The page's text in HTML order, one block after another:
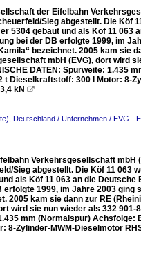
der Eifelbahn
Sieg abgestellt. Die Köf
5304 gebaut und als Köf 11 063
bei der DB erfolgte 1999, im
bezeichnet. 2005 kam sie
mbH (EVG), dort wird
DATEN: Spurweite: 1.435
Dieselkraftstoff: 300 l Motor: 8-
kN 
Deutschland / Unternehmen / EVG -
Verkehrsgesellschaft mbH
Sieg abgestellt. Die Köf 11 063
als Köf 11 063 an die Deutsche
1999, im Jahre 2003 ging
2005 kam sie dann zur RE
wird sie nun wieder als 332 901-
mm (Normalspur) Achsfolge:
Zylinder-MWM-Dieselmotor